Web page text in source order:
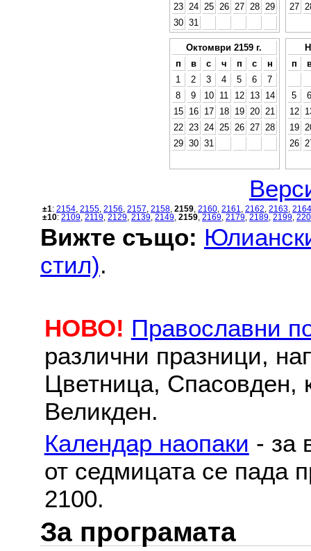
23
24 25 26 27 28
29
30 31
27
Октомври 2159 г.
п
в с ч п с
н
1
2 3 4 5 6
7
8
9 10 11 12 13
14
15
16 17 18 19 20
21
22
23 24 25 26 27
28
29 30 31
п
5
6
12
19
26
±1: 2154 2155 2156 2157 2158 2159 2160 2161 2162 2163 2164
±10: 2109 2119 2129 2139 2149 2159 2169 2179 2189 2199
Вижте също:
стил).
НОВО! Православни
различни празници,
Цветница, Спасовден,
Великден.
Календар наопаки - за
от седмицата се пада
2100.
За програмата